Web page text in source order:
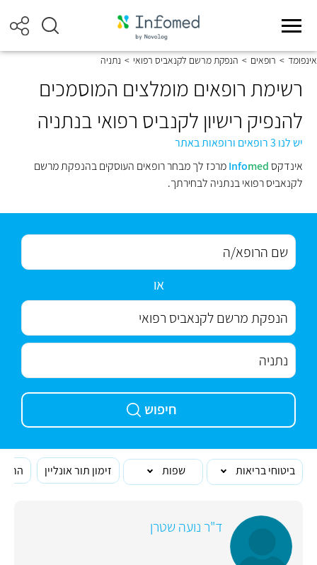
אינפומד > רופאים > הנפקת מרשם לקנאביס רפואי > נתניה
רשימת רופאים מומלצים המוסמכים
להנפיק רישיון לקנביס רפואי בנתניה
יש לנו 3 רופאים ורופאות באתר
אינדקס
Infomed
מרכז לך מבחר רופאים העוסקים בהנפקת מרשם
לקנאביס רפואי בנתניה לבחירתך.
או
חיפוש
ביטוחי בריאות שפות זימון תור אונליין
ד"ר נועה שטרן